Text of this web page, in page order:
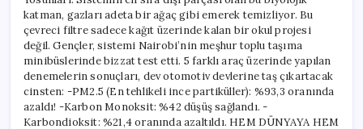
katman, gazları adeta bir ağaç gibi emerek temizliyor. Bu
çevreci filtre sadece kağıt üzerinde kalan bir okul projesi
değil. Gençler, sistemi Nairobi’nin meşhur toplu taşıma
minibüslerinde bizzat test etti. 5 farklı araç üzerinde yapılan
denemelerin sonuçları, dev otomotiv devlerine taş çıkartacak
cinsten: -PM2.5 (En tehlikeli ince partiküller): %93,3 oranında
azaldı! -Karbon Monoksit: %42 düşüş sağlandı. -
Karbondioksit: %21,4 oranında azaltıldı. HEM DÜNYAYA HEM